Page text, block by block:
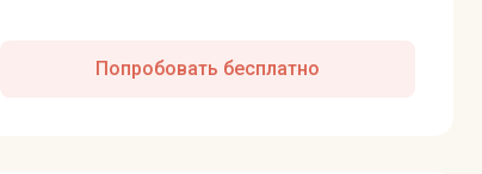
Попробовать бесплатно